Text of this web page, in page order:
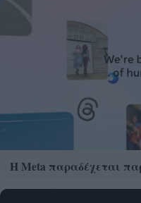
Η Meta παραδέχεται